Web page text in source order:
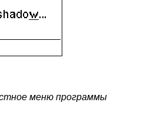
меню программы